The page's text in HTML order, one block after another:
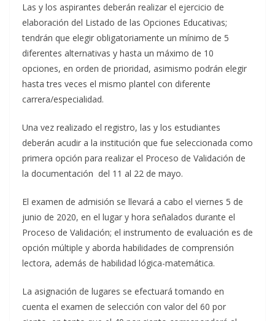
Las y los aspirantes deberán realizar el ejercicio de
elaboración del Listado de las Opciones Educativas;
tendrán que elegir obligatoriamente un mínimo de 5
diferentes alternativas y hasta un máximo de 10
opciones, en orden de prioridad, asimismo podrán elegir
hasta tres veces el mismo plantel con diferente
carrera/especialidad.
Una vez realizado el registro, las y los estudiantes
deberán acudir a la institución que fue seleccionada como
primera opción para realizar el Proceso de Validación de
la documentación del 11 al 22 de mayo.
El examen de admisión se llevará a cabo el viernes 5 de
junio de 2020, en el lugar y hora señalados durante el
Proceso de Validación; el instrumento de evaluación es de
opción múltiple y aborda habilidades de comprensión
lectora, además de habilidad lógica-matemática.
La asignación de lugares se efectuará tomando en
cuenta el examen de selección con valor del 60 por